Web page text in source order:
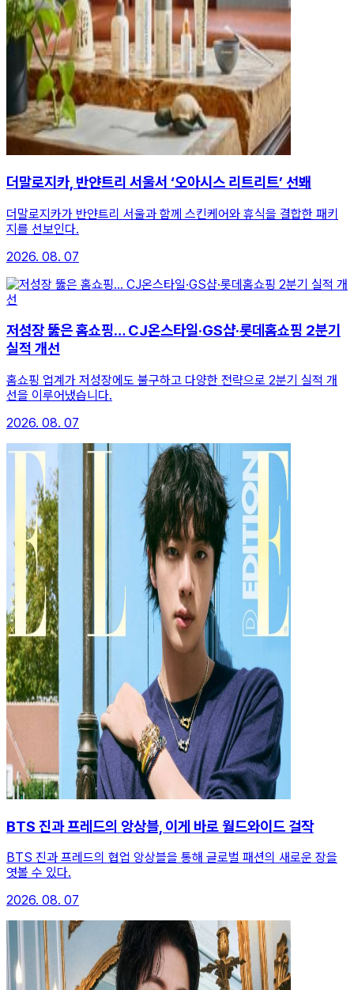
더말로지카, 반얀트리 서울서 ‘오아시스 리트리트’ 선봬
더말로지카가 반얀트리 서울과 함께 스킨케어와 휴식을 결합한 패키
지를 선보인다.
2026. 08. 07
저성장 뚫은 홈쇼핑… CJ온스타일·GS샵·롯데홈쇼핑 2분기
실적 개선
홈쇼핑 업계가 저성장에도 불구하고 다양한 전략으로 2분기 실적 개
선을 이루어냈습니다.
2026. 08. 07
BTS 진과 프레드의 앙상블, 이게 바로 월드와이드 걸작
BTS 진과 프레드의 협업 앙상블을 통해 글로벌 패션의 새로운 장을
엿볼 수 있다.
2026. 08. 07